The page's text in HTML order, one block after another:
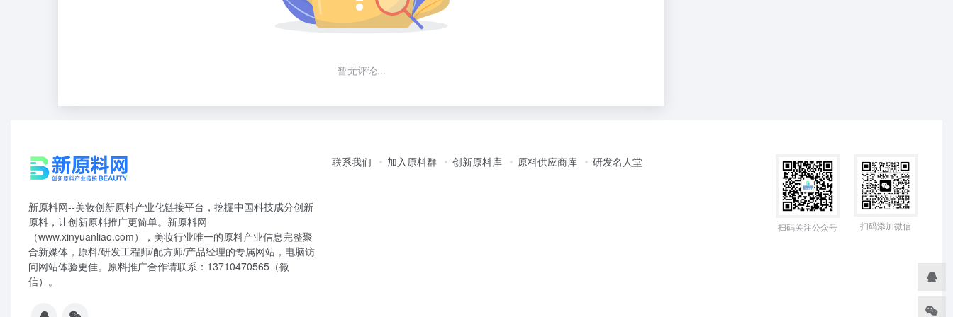
暂无评论...
新原料网--美妆创新原料产业化链接平台，挖掘中国科技成分创新
原料，让创新原料推广更简单。新原料网
（www.xinyuanliao.com），美妆行业唯一的原料产业信息完整聚
合新媒体，原料/研发工程师/配方师/产品经理的专属网站，电脑访
问网站体验更佳。原料推广合作请联系：13710470565（微
信）。
联系我们 加入原料群 创新原料库 原料供应商库 研发名人堂
扫码关注公众号 扫码添加微信